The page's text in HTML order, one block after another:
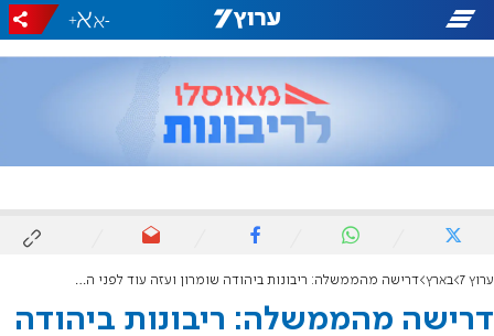
-
+
ערוץ 7 בארץ דרישה מהממשלה: ריבונות ביהודה שומרון ועזה עוד לפני הבחירות
דרישה מהממשלה: ריבונות ביהודה